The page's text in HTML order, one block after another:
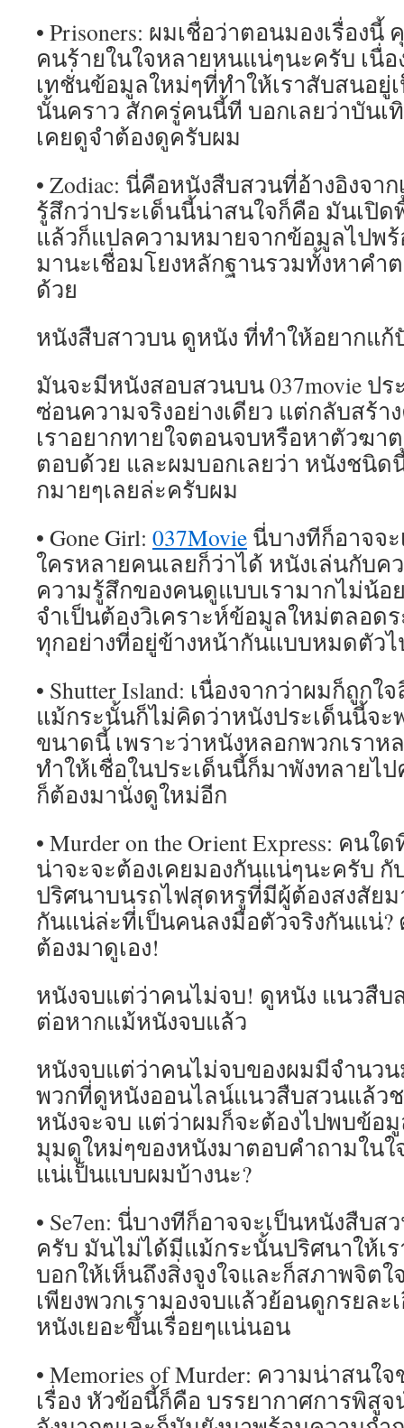
• Prisoners: ผมเชื่อว่าตอนมองเรื่อง
คนร้ายในใจหลายหนแน่ๆนะครับ เนื่
เทชั่นข้อมูลใหม่ๆที่ทำให้เราสับสนอยู่
นั้นคราว สักครู่คนนี้ที บอกเลยว่าบันเ
เคยดูจำต้องดูครับผม
• Zodiac: นี่คือหนังสืบสวนที่อ้างอิงจา
รู้สึกว่าประเด็นนี้น่าสนใจก็คือ มันเปิ
แล้วก็แปลความหมายจากข้อมูลไปพร้
มานะเชื่อมโยงหลักฐานรวมทั้งหาคำ
ด้วย
หนังสืบสาวบน ดูหนัง ที่ทำให้อยากแ
มันจะมีหนังสอบสวนบน 037movie ป
ซ่อนความจริงอย่างเดียว แต่กลับสร้
เราอยากทายใจตอนจบหรือหาตัวฆา
ตอบด้วย และผมบอกเลยว่า หนังชนิด
กมายๆเลยล่ะครับผม
• Gone Girl: 037Movie นี่บางทีก็อาจจ
ใครหลายคนเลยก็ว่าได้ หนังเล่นกับ
ความรู้สึกของคนดูแบบเรามากไม่น้อ
จำเป็นต้องวิเคราะห์ข้อมูลใหม่ตลอด
ทุกอย่างที่อยู่ข้างหน้ากันแบบหมดตัวไ
• Shutter Island: เนื่องจากว่าผมก็ถูก
แม้กระนั้นก็ไม่คิดว่าหนังประเด็นนี้จ
ขนาดนี้ เพราะว่าหนังหลอกพวกเรา
ทำให้เชื่อในประเด็นนี้ก็มาพังทลายไ
ก็ต้องมานั่งดูใหม่อีก
• Murder on the Orient Express: คน
น่าจะจะต้องเคยมองกันแน่ๆนะครับ
ปริศนาบนรถไฟสุดหรูที่มีผู้ต้องสงสัยม
กันแน่ล่ะที่เป็นคนลงมือตัวจริงกันแน่?
ต้องมาดูเอง!
หนังจบแต่ว่าคนไม่จบ! ดูหนัง แนวสื
ต่อหากแม้หนังจบแล้ว
หนังจบแต่ว่าคนไม่จบของผมมีจำนวน
พวกที่ดูหนังออนไลน์แนวสืบสวนแล้ว
หนังจะจบ แต่ว่าผมก็จะต้องไปพบข้อ
มุมดูใหม่ๆของหนังมาตอบคำถามในใ
แน่เป็นแบบผมบ้างนะ?
• Se7en: นี่บางทีก็อาจจะเป็นหนังสืบส
ครับ มันไม่ได้มีแม้กระนั้นปริศนาให้เ
บอกให้เห็นถึงสิ่งจูงใจและก็สภาพจิต
เพียงพวกเรามองจบแล้วย้อนดูกรยละ
หนังเยอะขึ้นเรื่อยๆแน่นอน
• Memories of Murder: ความน่าสนใ
เรื่อง หัวข้อนี้ก็คือ บรรยากาศการพิสู